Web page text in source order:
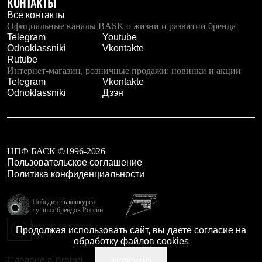
Брюки
Софтшелл одежда
Куртки
Флисовая одежда
Куртки
Брюки
Жилеты
Комбинезоны
Термобелье
Тенты
Аксессуары для палаток
Рюкзаки
Экспедиционные
Альпинистские
Городские
Аксессуары для рюкзаков
Спальные мешки
Комбинированные
Все контакты
Официальные каналы BASK о жизни и развитии бренда
Telegram
Youtube
Odnoklassniki
Vkontakte
Rutube
Интернет-магазин, розничные продажи: новинки и акции
Telegram
Vkontakte
Odnoklassniki
Дзэн
НПФ БАСК ©1996-2026
Пользовательское соглашение
Политика конфиденциальности
Победитель конкурса
лучших брендов России
Калибр
Продолжая использовать сайт, вы даете согласие на
обработку файлов cookies